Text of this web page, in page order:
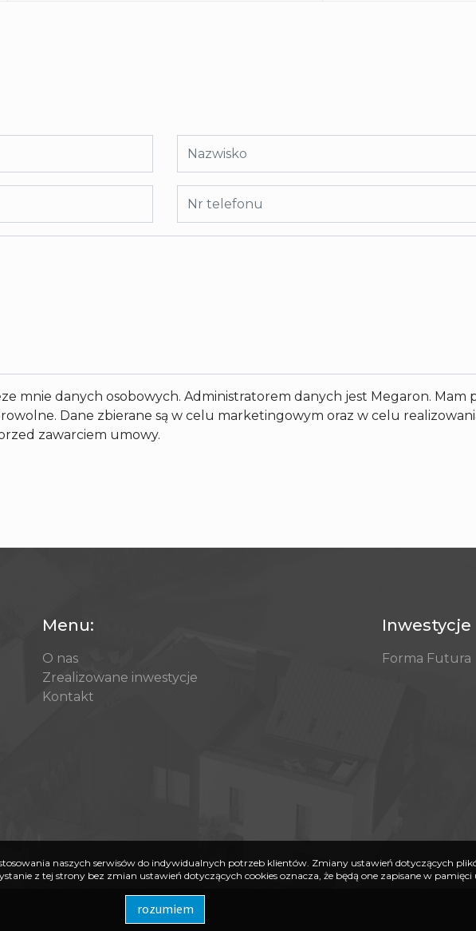
mnie danych osobowych. Administratorem danych jest Megaron. Mam
Dane zbierane są w celu marketingowym oraz w celu
zawarciem umowy.
Menu:
O nas
Zrealizowane inwestycje
Kontakt
Inwestycje
Forma Futura
naszych serwisów do indywidualnych potrzeb klientów. Zmiany ustawień dotyczących
z tej strony bez zmian ustawień dotyczących cookies oznacza, że będą one zapisane w pamięci
rozumiem